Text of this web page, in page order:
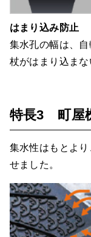
はまり込み防止
集水孔の幅は、
杖がはまり込まな
特長3 町屋
集水性はもとよ
せました。